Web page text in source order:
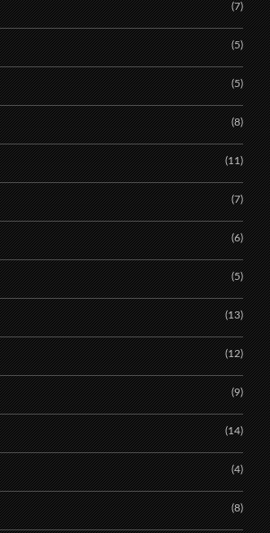
(7)
(5)
(5)
(8)
(11)
(7)
(6)
(5)
(13)
(12)
(9)
(14)
(4)
(8)